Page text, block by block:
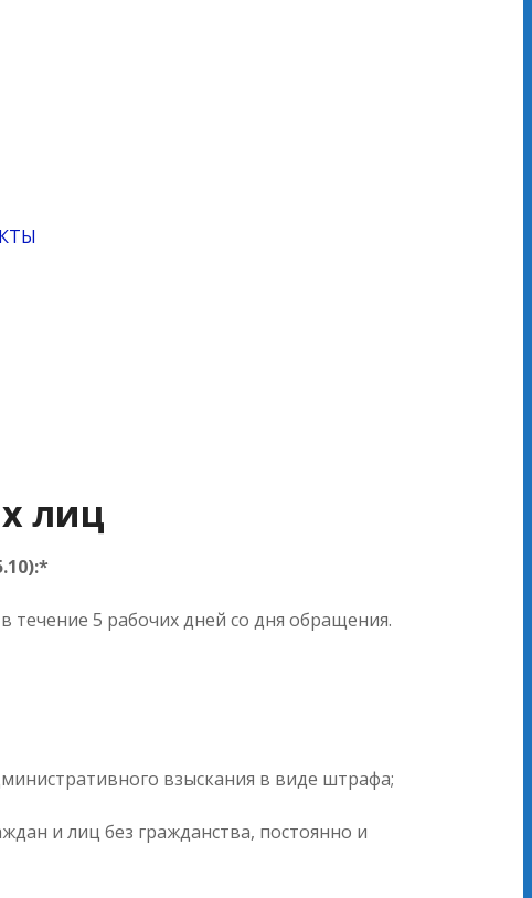
лиц
5 рабочих дней со дня обращения.
взыскания в виде штрафа;
и лиц без гражданства, постоянно и